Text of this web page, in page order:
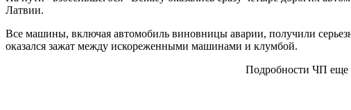
Латвии.
Все машины, включая автомобиль виновницы аварии, получили
оказался зажат между искореженными машинами и клумбой.
Подробности ЧП еще